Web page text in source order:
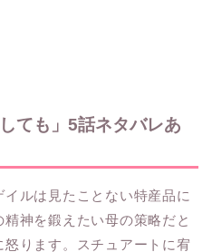
ても」5話ネタバレあ
ルは見たことない特産品に
神を鍛えたい母の策略だと
ります。スチュアートに宥